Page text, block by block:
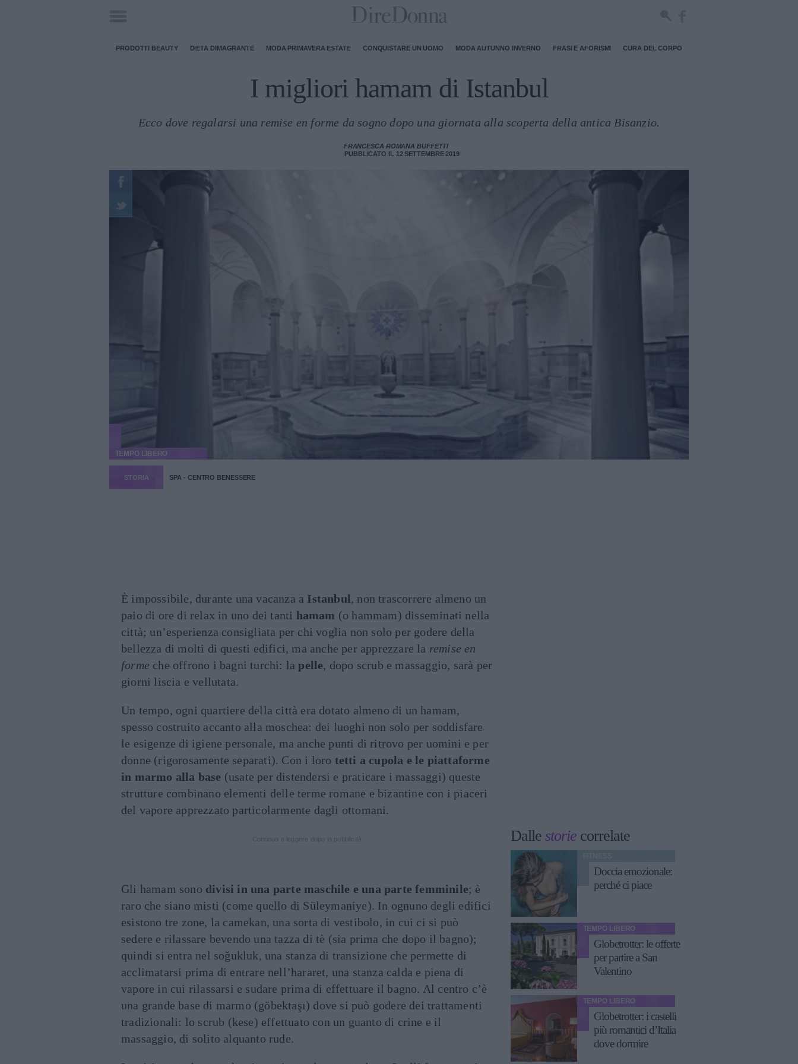
PRODOTTI BEAUTY DIETA DIMAGRANTE MODA PRIMAVERA ESTATE CONQUISTARE UN UOMO MODA AUTUNNO INVERNO FRASI E AFORISMI CURA DEL CORPO
I migliori hamam di Istanbul
Ecco dove regalarsi una remise en forme da sogno dopo una giornata alla scoperta della antica Bisanzio.
FRANCESCA ROMANA BUFFETTI
PUBBLICATO IL 12 SETTEMBRE 2019
TEMPO LIBERO
STORIA SPA - CENTRO BENESSERE
È impossibile, durante una vacanza a Istanbul, non trascorrere almeno un
paio di ore di relax in uno dei tanti hamam (o hammam) disseminati nella
città; un’esperienza consigliata per chi voglia non solo per godere della
bellezza di molti di questi edifici, ma anche per apprezzare la remise en
forme che offrono i bagni turchi: lapelle, dopo scrub e massaggio, sarà per
giorni liscia e vellutata.
Un tempo, ogni quartiere della città era dotato almeno di un hamam,
spesso costruito accanto alla moschea: dei luoghi non solo per soddisfare
le esigenze di igiene personale, ma anche punti di ritrovo per uomini e per
donne (rigorosamente separati). Con i loro tetti a cupola e le piattaforme
in marmo alla base (usate per distendersi e praticare i massaggi) queste
strutture combinano elementi delle terme romane e bizantine con i piaceri
del vapore apprezzato particolarmente dagli ottomani.
Gli hamam sono divisi in una parte maschile e una parte femminile; è
raro che siano misti (come quello di Süleymaniye). In ognuno degli edifici
esistono tre zone, la camekan, una sorta di vestibolo, in cui ci si può
sedere e rilassare bevendo una tazza di tè (sia prima che dopo il bagno);
quindi si entra nel soğukluk, una stanza di transizione che permette di
acclimatarsi prima di entrare nell’hararet, una stanza calda e piena di
vapore in cui rilassarsi e sudare prima di effettuare il bagno. Al centro c’è
una grande base di marmo (göbektaşı) dove si può godere dei trattamenti
tradizionali: lo scrub (kese) effettuato con un guanto di crine e il
massaggio, di solito alquanto rude.
Dalle storie correlate
Doccia emozionale:
perché ci piace
TEMPO LIBERO
Globetrotter: le offerte
per partire a San
Valentino
TEMPO LIBERO
Globetrotter: i castelli
più romantici d’Italia
dove dormire